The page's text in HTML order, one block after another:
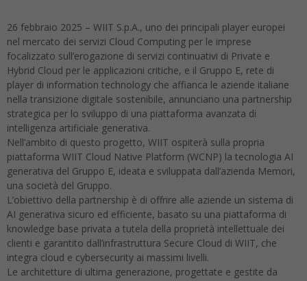
26 febbraio 2025 – WIIT S.p.A., uno dei principali player europei
nel mercato dei servizi Cloud Computing per le imprese
focalizzato sull’erogazione di servizi continuativi di Private e
Hybrid Cloud per le applicazioni critiche, e il Gruppo E, rete di
player di information technology che affianca le aziende italiane
nella transizione digitale sostenibile, annunciano una partnership
strategica per lo sviluppo di una piattaforma avanzata di
intelligenza artificiale generativa.
Nell’ambito di questo progetto, WIIT ospiterà sulla propria
piattaforma WIIT Cloud Native Platform (WCNP) la tecnologia AI
generativa del Gruppo E, ideata e sviluppata dall’azienda Memori,
una società del Gruppo.
L’obiettivo della partnership è di offrire alle aziende un sistema di
AI generativa sicuro ed efficiente, basato su una piattaforma di
knowledge base privata a tutela della proprietà intellettuale dei
clienti e garantito dall’infrastruttura Secure Cloud di WIIT, che
integra cloud e cybersecurity ai massimi livelli.
Le architetture di ultima generazione, progettate e gestite da